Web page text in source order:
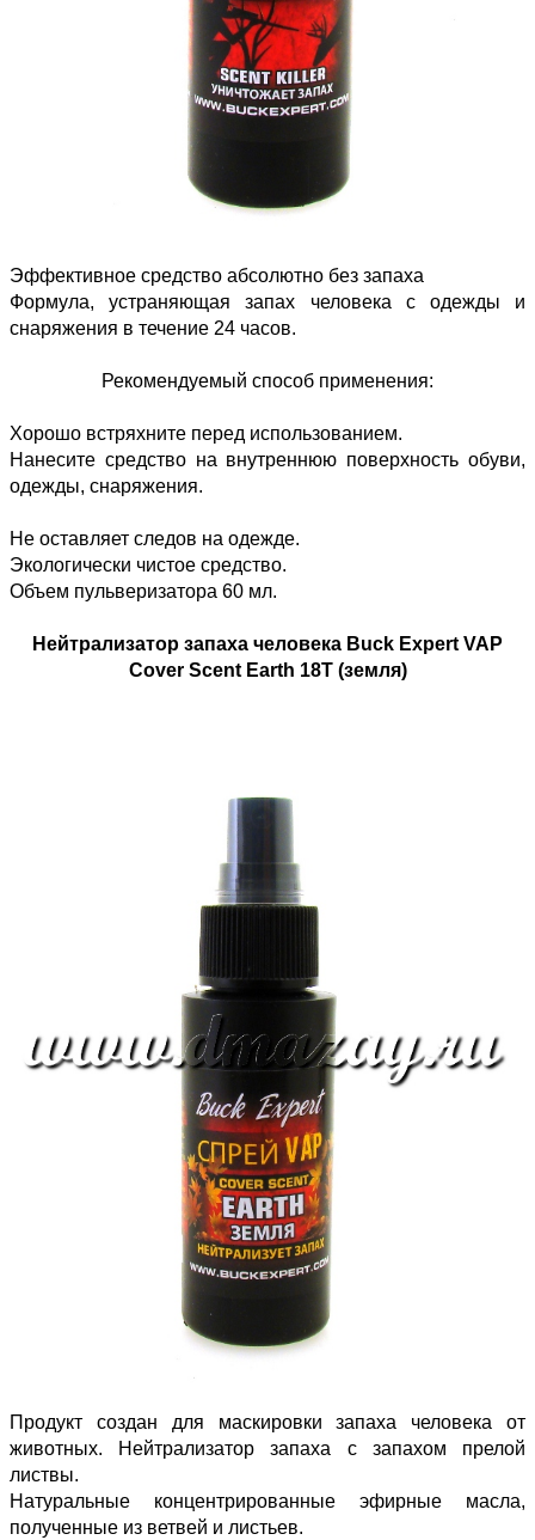
Эффективное средство абсолютно без запаха
Формула, устраняющая запах человека с одежды и
снаряжения в течение 24 часов.
Рекомендуемый способ применения:
Хорошо встряхните перед использованием.
Нанесите средство на внутреннюю поверхность обуви,
одежды, снаряжения.
Не оставляет следов на одежде.
Экологически чистое средство.
Объем пульверизатора 60 мл.
Нейтрализатор запаха человека Buck Expert VAP
Cover Scent Earth 18Т (земля)
Продукт создан для маскировки запаха человека от
животных. Нейтрализатор запаха с запахом прелой
листвы.
Натуральные концентрированные эфирные масла,
полученные из ветвей и листьев.